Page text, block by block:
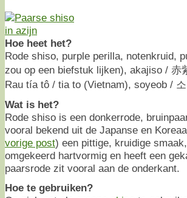
Hoe heet het?
Rode shiso, purple perilla, notenkruid,
zou op een biefstuk lijken), akajiso /
Rau tía tô / tia to (Vietnam), soyeob /
Wat is het?
Rode shiso is een donkerrode,
vooral bekend uit de Japanse en
vorige post) een pittige, kruidige
omgekeerd hartvormig en heeft een
paarsrode zit vooral aan de onderkant.
Hoe te gebruiken?